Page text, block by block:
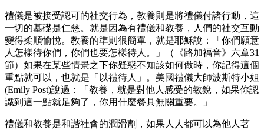
禮儀是被接受認可的社交行為，教養則是將禮儀付諸行動，這
⼀切的基礎是仁慈。就是因為有禮儀和教養，人們的社交互動
變得柔順愉悅。教養的準則很簡單，就是耶穌說：「你們願意
人怎樣待你們，你們也要怎樣待人。」（《路加福音》六章31
節）如果在某些情景之下你疑惑不知該如何做時，你記得這個
重點就可以，也就是「以禮待人」。美國禮儀大師波斯特小姐
(Emily Post)說過：「教養，就是對他人感受的敏銳，如果你認
識到這⼀點就足夠了，你用什麼餐具無關重要。」
禮儀和教養是和諧社會的潤滑劑，如果人人都可以為他人著